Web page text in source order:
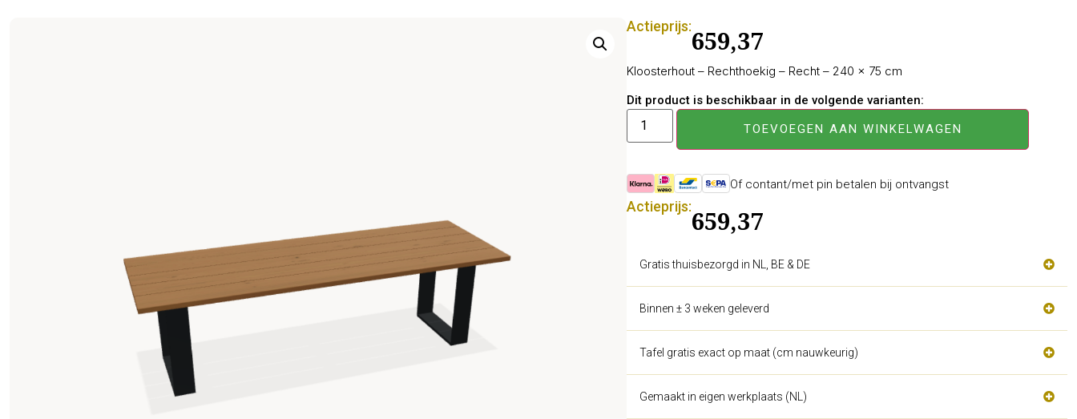
Actieprijs:
659,37
Kloosterhout – Rechthoekig – Recht – 240 × 75 cm
Dit product is beschikbaar in de volgende varianten:
TOEVOEGEN AAN WINKELWAGEN
Of contant/met pin betalen bij ontvangst
Actieprijs:
659,37
Gratis thuisbezorgd in NL, BE & DE
Binnen ± 3 weken geleverd
Tafel gratis exact op maat (cm nauwkeurig)
Gemaakt in eigen werkplaats (NL)